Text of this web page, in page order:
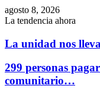
agosto 8, 2026
La tendencia ahora
La unidad nos
299 personas
comunitario…